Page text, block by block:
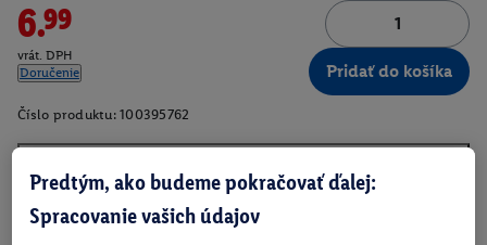
6.99
vrát. DPH
Doručenie
Pridať do košíka
Číslo produktu: 100395762
O produkte
Predtým, ako budeme pokračovať ďalej:
Spracovanie vašich údajov